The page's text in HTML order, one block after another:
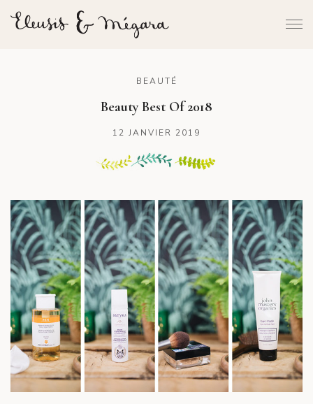
BEAUTÉ
Beauty Best Of 2018
12 JANVIER 2019